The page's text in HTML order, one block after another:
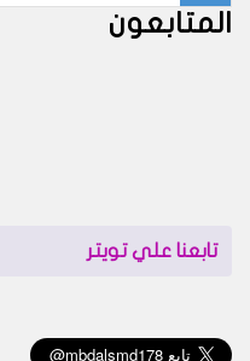
المتابعون
تابعنا علي تويتر